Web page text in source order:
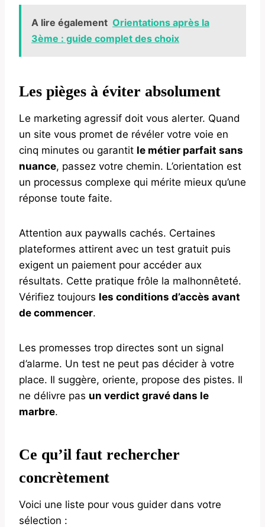
A lire également Orientations après la
3ème : guide complet des choix
Les pièges à éviter absolument
Le marketing agressif doit vous alerter. Quand
un site vous promet de révéler votre voie en
cinq minutes ou garantit le métier parfait sans
nuance, passez votre chemin. L’orientation est
un processus complexe qui mérite mieux qu’une
réponse toute faite.
Attention aux paywalls cachés. Certaines
plateformes attirent avec un test gratuit puis
exigent un paiement pour accéder aux
résultats. Cette pratique frôle la malhonnêteté.
Vérifiez toujours les conditions d’accès avant
de commencer.
Les promesses trop directes sont un signal
d’alarme. Un test ne peut pas décider à votre
place. Il suggère, oriente, propose des pistes. Il
ne délivre pas un verdict gravé dans le
marbre.
Ce qu’il faut rechercher
concrètement
Voici une liste pour vous guider dans votre
sélection :